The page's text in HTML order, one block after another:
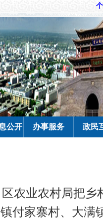
公开 办事服务 政民
农业农村局把乡
付家寨村、大满